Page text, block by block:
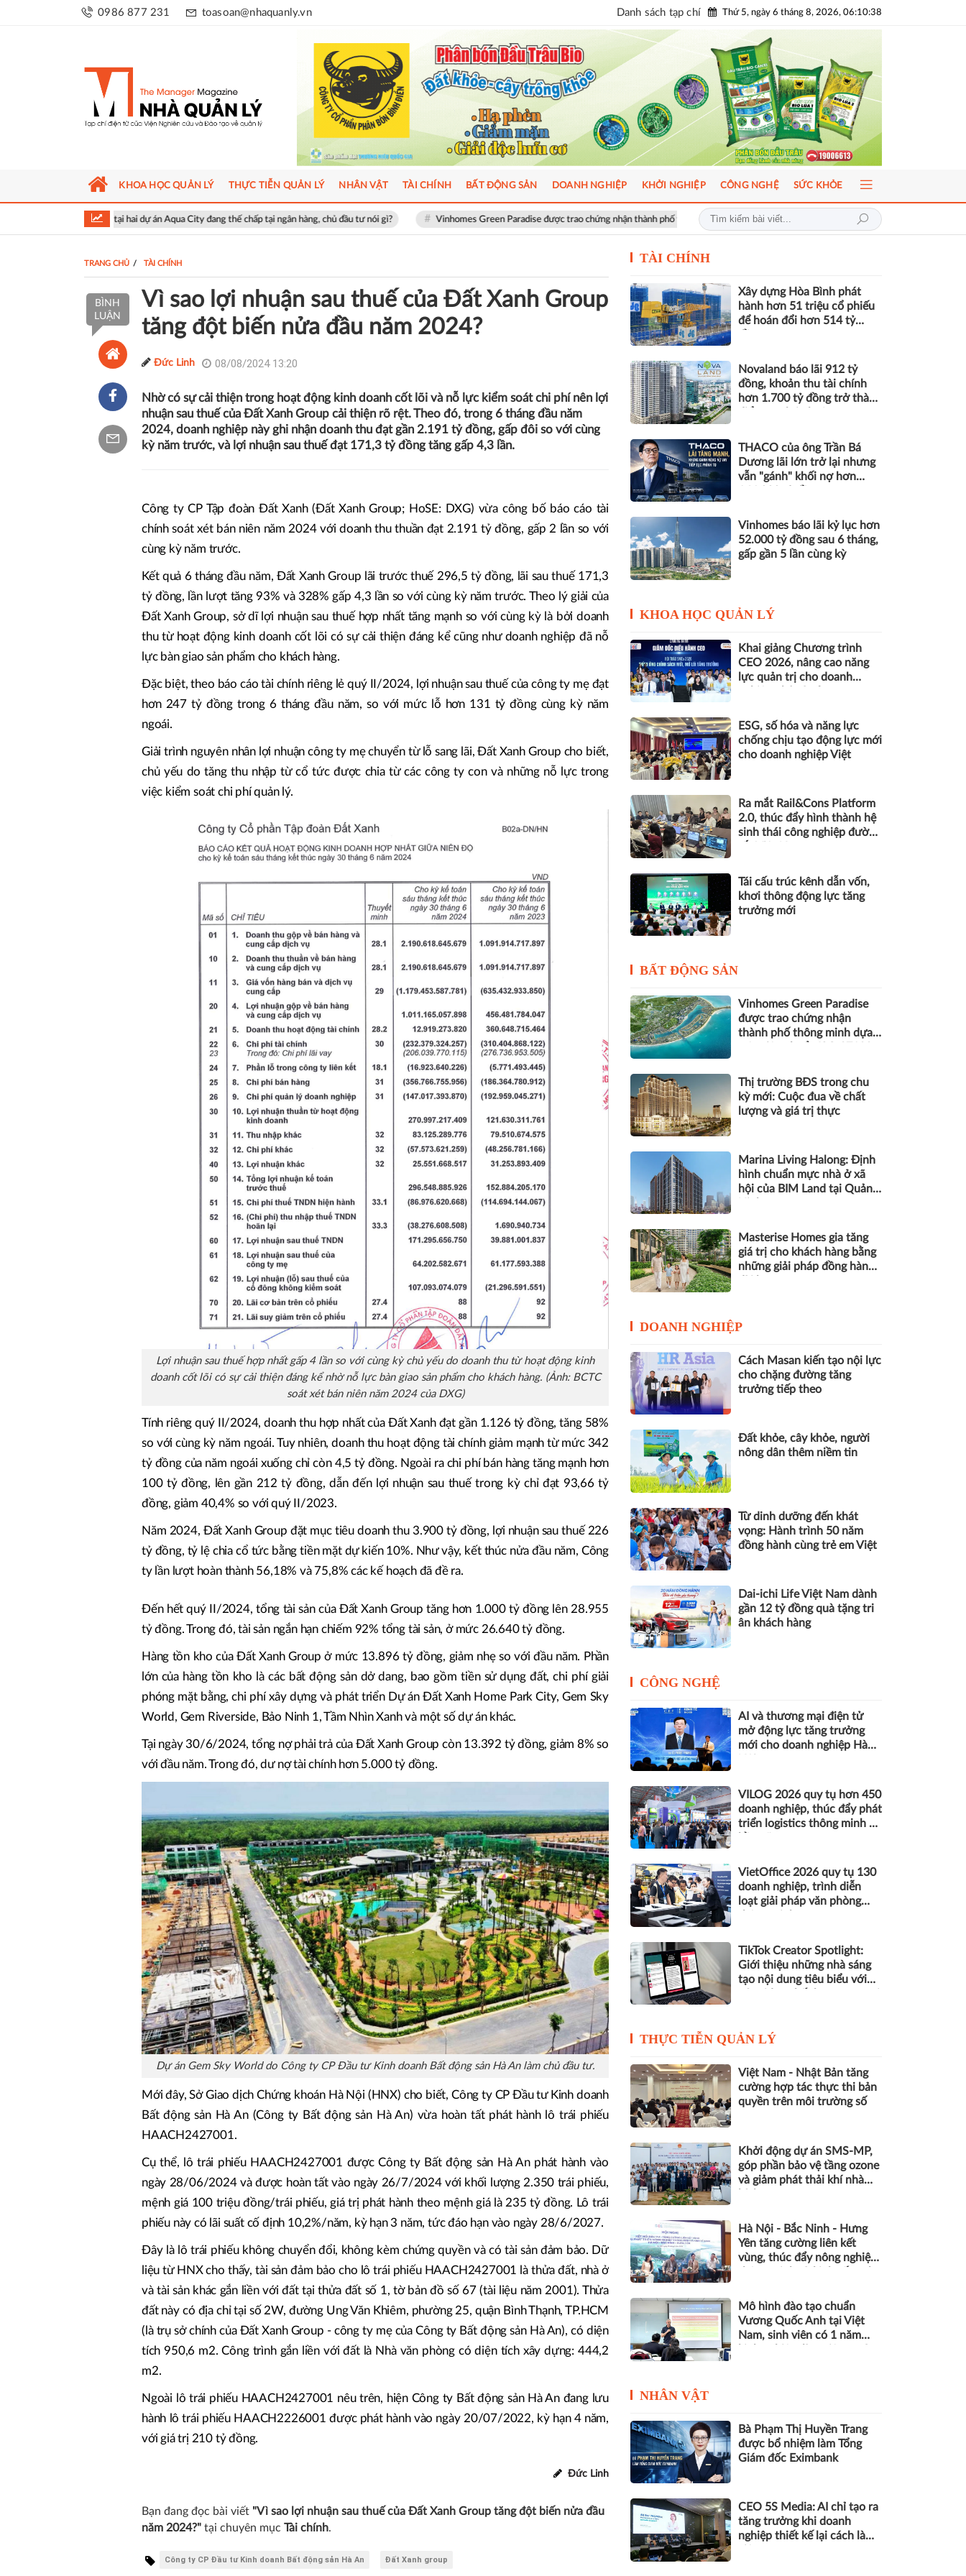
0986 877 231 toasoan@nhaquanly.vn Danh sách tạp chí Thứ 5, ngày 6 tháng 8, 2026, 06:10:39
căn nhà tại hai dự án Aqua City đang thế chấp tại ngân hàng, chủ đầu tư nói gì? Vinhomes Green Paradise được trao chứng nhận thành phố thông minh dựa trên tiêu chuẩn ISO 37122 Thị trường BĐS trong chu kỳ mới:
KHOA HỌC QUẢN LÝ THỰC TIỄN QUẢN LÝ NHÂN VẬT TÀI CHÍNH BẤT ĐỘNG SẢN DOANH NGHIỆP KHỞI NGHIỆP CÔNG NGHỆ SỨC KHỎE
TRANG CHỦ TÀI CHÍNH
BÌNH
LUẬN
Vì sao lợi nhuận sau thuế của Đất Xanh Group
tăng đột biến nửa đầu năm 2024?
Đức Linh 08/08/2024 13:20
Nhờ có sự cải thiện trong hoạt động kinh doanh cốt lõi và nỗ lực kiểm soát chi phí nên lợi
nhuận sau thuế của Đất Xanh Group cải thiện rõ rệt. Theo đó, trong 6 tháng đầu năm
2024, doanh nghiệp này ghi nhận doanh thu đạt gần 2.191 tỷ đồng, gấp đôi so với cùng
kỳ năm trước, và lợi nhuận sau thuế đạt 171,3 tỷ đồng tăng gấp 4,3 lần.
Công ty CP Tập đoàn Đất Xanh (Đất Xanh Group; HoSE: DXG) vừa công bố báo cáo tài
chính soát xét bán niên năm 2024 với doanh thu thuần đạt 2.191 tỷ đồng, gấp 2 lần so với
cùng kỳ năm trước.
Kết quả 6 tháng đầu năm, Đất Xanh Group lãi trước thuế 296,5 tỷ đồng, lãi sau thuế 171,3
tỷ đồng, lần lượt tăng 93% và 328% gấp 4,3 lần so với cùng kỳ năm trước. Theo lý giải của
Đất Xanh Group, sở dĩ lợi nhuận sau thuế hợp nhất tăng mạnh so với cùng kỳ là bởi doanh
thu từ hoạt động kinh doanh cốt lõi có sự cải thiện đáng kể cũng như doanh nghiệp đã nỗ
lực bàn giao sản phẩm cho khách hàng.
Đặc biệt, theo báo cáo tài chính riêng lẻ quý II/2024, lợi nhuận sau thuế của công ty mẹ đạt
hơn 247 tỷ đồng trong 6 tháng đầu năm, so với mức lỗ hơn 131 tỷ đồng cùng kỳ năm
ngoái.
Giải trình nguyên nhân lợi nhuận công ty mẹ chuyển từ lỗ sang lãi, Đất Xanh Group cho biết,
chủ yếu do tăng thu nhập từ cổ tức được chia từ các công ty con và những nỗ lực trong
việc kiểm soát chi phí quản lý.
Lợi nhuận sau thuế hợp nhất gấp 4 lần so với cùng kỳ chủ yếu do doanh thu từ hoạt động kinh
doanh cốt lõi có sự cải thiện đáng kể nhờ nỗ lực bàn giao sản phẩm cho khách hàng. (Ảnh: BCTC
soát xét bán niên năm 2024 của DXG)
Tính riêng quý II/2024, doanh thu hợp nhất của Đất Xanh đạt gần 1.126 tỷ đồng, tăng 58%
so với cùng kỳ năm ngoái. Tuy nhiên, doanh thu hoạt động tài chính giảm mạnh từ mức 342
tỷ đồng của năm ngoái xuống chỉ còn 4,5 tỷ đồng. Ngoài ra chi phí bán hàng tăng mạnh hơn
100 tỷ đồng, lên gần 212 tỷ đồng, dẫn đến lợi nhuận sau thuế trong kỳ chỉ đạt 93,66 tỷ
đồng, giảm 40,4% so với quý II/2023.
Năm 2024, Đất Xanh Group đặt mục tiêu doanh thu 3.900 tỷ đồng, lợi nhuận sau thuế 226
tỷ đồng, tỷ lệ chia cổ tức bằng tiền mặt dự kiến 10%. Như vậy, kết thúc nửa đầu năm, Công
ty lần lượt hoàn thành 56,18% và 75,8% các kế hoạch đã đề ra.
Đến hết quý II/2024, tổng tài sản của Đất Xanh Group tăng hơn 1.000 tỷ đồng lên 28.955
tỷ đồng. Trong đó, tài sản ngắn hạn chiếm 92% tổng tài sản, ở mức 26.640 tỷ đồng.
Hàng tồn kho của Đất Xanh Group ở mức 13.896 tỷ đồng, giảm nhẹ so với đầu năm. Phần
lớn của hàng tồn kho là các bất động sản dở dang, bao gồm tiền sử dụng đất, chi phí giải
phóng mặt bằng, chi phí xây dựng và phát triển Dự án Đất Xanh Home Park City, Gem Sky
World, Gem Riverside, Bảo Ninh 1, Tầm Nhìn Xanh và một số dự án khác.
Tại ngày 30/6/2024, tổng nợ phải trả của Đất Xanh Group còn 13.392 tỷ đồng, giảm 8% so
với đầu năm. Trong đó, dư nợ tài chính hơn 5.000 tỷ đồng.
Dự án Gem Sky World do Công ty CP Đầu tư Kinh doanh Bất động sản Hà An làm chủ đầu tư.
Mới đây, Sở Giao dịch Chứng khoán Hà Nội (HNX) cho biết, Công ty CP Đầu tư Kinh doanh
Bất động sản Hà An (Công ty Bất động sản Hà An) vừa hoàn tất phát hành lô trái phiếu
HAACH2427001.
Cụ thể, lô trái phiếu HAACH2427001 được Công ty Bất động sản Hà An phát hành vào
ngày 28/06/2024 và được hoàn tất vào ngày 26/7/2024 với khối lượng 2.350 trái phiếu,
mệnh giá 100 triệu đồng/trái phiếu, giá trị phát hành theo mệnh giá là 235 tỷ đồng. Lô trái
phiếu này có lãi suất cố định 10,2%/năm, kỳ hạn 3 năm, tức đáo hạn vào ngày 28/6/2027.
Đây là lô trái phiếu không chuyển đổi, không kèm chứng quyền và có tài sản đảm bảo. Dữ
liệu từ HNX cho thấy, tài sản đảm bảo cho lô trái phiếu HAACH2427001 là thửa đất, nhà ở
và tài sản khác gắn liền với đất tại thửa đất số 1, tờ bản đồ số 67 (tài liệu năm 2001). Thửa
đất này có địa chỉ tại số 2W, đường Ung Văn Khiêm, phường 25, quận Bình Thạnh, TP.HCM
(là trụ sở chính của Đất Xanh Group - công ty mẹ của Công ty Bất động sản Hà An), có diện
tích 950,6 m2. Công trình gắn liền với đất là Nhà văn phòng có diện tích xây dựng: 444,2
m2.
Ngoài lô trái phiếu HAACH2427001 nêu trên, hiện Công ty Bất động sản Hà An đang lưu
hành lô trái phiếu HAACH2226001 được phát hành vào ngày 20/07/2022, kỳ hạn 4 năm,
với giá trị 210 tỷ đồng.
Đức Linh
Bạn đang đọc bài viết "Vì sao lợi nhuận sau thuế của Đất Xanh Group tăng đột biến nửa đầu
năm 2024?" tại chuyên mục Tài chính.
Công ty CP Đầu tư Kinh doanh Bất động sản Hà An Đất Xanh group
TÀI CHÍNH
Xây dựng Hòa Bình phát
hành hơn 51 triệu cổ phiếu
để hoán đổi hơn 514 tỷ
Novaland báo lãi 912 tỷ
đồng, khoản thu tài chính
hơn 1.700 tỷ đồng trở thành
THACO của ông Trần Bá
Dương lãi lớn trở lại nhưng
vẫn "gánh" khối nợ hơn
Vinhomes báo lãi kỷ lục hơn
52.000 tỷ đồng sau 6 tháng,
gấp gần 5 lần cùng kỳ
KHOA HỌC QUẢN LÝ
Khai giảng Chương trình
CEO 2026, nâng cao năng
lực quản trị cho doanh
ESG, số hóa và năng lực
chống chịu tạo động lực mới
cho doanh nghiệp Việt
Ra mắt Rail&Cons Platform
2.0, thúc đẩy hình thành hệ
sinh thái công nghiệp đường
Tái cấu trúc kênh dẫn vốn,
khơi thông động lực tăng
trưởng mới
BẤT ĐỘNG SẢN
Vinhomes Green Paradise
được trao chứng nhận
thành phố thông minh dựa
Thị trường BĐS trong chu
kỳ mới: Cuộc đua về chất
lượng và giá trị thực
Marina Living Halong: Định
hình chuẩn mực nhà ở xã
hội của BIM Land tại Quảng
Masterise Homes gia tăng
giá trị cho khách hàng bằng
những giải pháp đồng hành
DOANH NGHIỆP
Cách Masan kiến tạo nội lực
cho chặng đường tăng
trưởng tiếp theo
Đất khỏe, cây khỏe, người
nông dân thêm niềm tin
Từ dinh dưỡng đến khát
vọng: Hành trình 50 năm
đồng hành cùng trẻ em Việt
Dai-ichi Life Việt Nam dành
gần 12 tỷ đồng quà tặng tri
ân khách hàng
CÔNG NGHỆ
AI và thương mại điện tử
mở động lực tăng trưởng
mới cho doanh nghiệp Hà
VILOG 2026 quy tụ hơn 450
doanh nghiệp, thúc đẩy phát
triển logistics thông minh và
VietOffice 2026 quy tụ 130
doanh nghiệp, trình diễn
loạt giải pháp văn phòng
TikTok Creator Spotlight:
Giới thiệu những nhà sáng
tạo nội dung tiêu biểu với
THỰC TIỄN QUẢN LÝ
Việt Nam - Nhật Bản tăng
cường hợp tác thực thi bản
quyền trên môi trường số
Khởi động dự án SMS-MP,
góp phần bảo vệ tầng ozone
và giảm phát thải khí nhà
Hà Nội - Bắc Ninh - Hưng
Yên tăng cường liên kết
vùng, thúc đẩy nông nghiệp
Mô hình đào tạo chuẩn
Vương Quốc Anh tại Việt
Nam, sinh viên có 1 năm
NHÂN VẬT
Bà Phạm Thị Huyền Trang
được bổ nhiệm làm Tổng
Giám đốc Eximbank
CEO 5S Media: AI chỉ tạo ra
tăng trưởng khi doanh
nghiệp thiết kế lại cách làm